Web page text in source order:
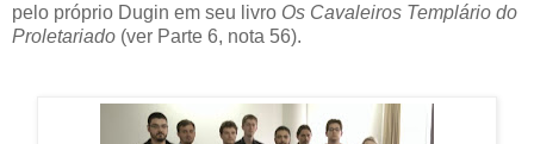
pelo próprio Dugin em seu livro Os Cavaleiros Templário do
Proletariado (ver Parte 6, nota 56).